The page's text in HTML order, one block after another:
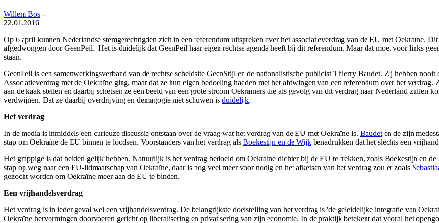
Willem Bos -
22.01.2016
Op 6 april kunnen Nederlandse stemgerechtigden zich in een referendum uitspreken over het associatieverdrag van de EU met Oekraïne.
afgedwongen door GeenPeil. Het is duidelijk dat GeenPeil haar eigen rechtse agenda heeft bij dit referendum. Maar dat moet voor links
staan.
GeenPeil is een samenwerkingsverband van de rechtse scheldsite GeenStijl en de nationalistische publicist Thierry Baudet. Zij hebben nooit
Associatieverdrag met de Oekraïne ging, maar dat ze hun eigen bedoeling hadden met het afdwingen van een referendum over het
aan de kaak stellen en daarbij schetsen ze een beeld van een grote stroom Oekraïners die als gevolg van dit verdrag naar Nederland zullen
verdwijnen. Dat ze daarbij overdrijving en demagogie niet schuwen is duidelijk.
Het verdrag
In de media is inmiddels een curieuze discussie ontstaan over de vraag wat het verdrag van de EU met Oekraïne is. Baudet en de zijn
stap om Oekraïne de EU binnen te loodsen. Voorstanders van het verdrag als Boekestijn en de Wijk benadrukken dat het slechts een
Het grappige is dat beiden gelijk hebben. Natuurlijk is het verdrag bedoeld om Oekraïne dichter bij de EU te trekken, zoals Boekestijn en
stap op weg naar een EU-lidmaatschap van Oekraïne, daar is nog veel meer voor nodig en het afketsen van het verdrag zou er zoals
gezocht worden om Oekraïne meer aan de EU te binden.
Een vrijhandelsverdrag
Het verdrag is in ieder geval wel een vrijhandelsverdrag. De belangrijkste doelstelling van het verdrag is 'de geleidelijke integratie van
Oekraïne hervormingen doorvoeren gericht op liberalisering en privatisering van zijn economie. In de praktijk betekent dat vooral het